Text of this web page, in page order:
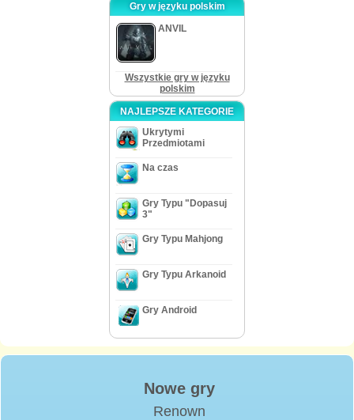
Gry w języku polskim
ANVIL
Wszystkie gry w języku
polskim
NAJLEPSZE KATEGORIE
Ukrytymi
Przedmiotami
Na czas
Gry Typu "Dopasuj
3"
Gry Typu Mahjong
Gry Typu Arkanoid
Gry Android
Nowe gry
Renown